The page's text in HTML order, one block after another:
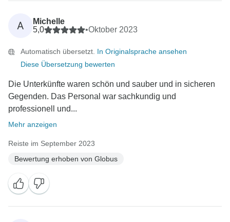
A
Michelle
5,0
•Oktober 2023
Automatisch übersetzt. In Originalsprache ansehen
Diese Übersetzung bewerten
Die Unterkünfte waren schön und sauber und in sicheren
Gegenden. Das Personal war sachkundig und
professionell und...
Mehr anzeigen
Reiste im September 2023
Bewertung erhoben von Globus